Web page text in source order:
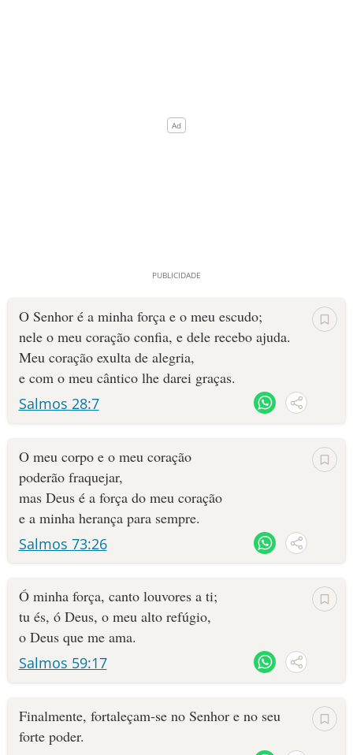
O Senhor é a minha força e o meu escudo;
nele o meu coração confia, e dele recebo ajuda.
Meu coração exulta de alegria,
e com o meu cântico lhe darei graças.
Salmos 28:7
O meu corpo e o meu coração
poderão fraquejar,
mas Deus é a força do meu coração
e a minha herança para sempre.
Salmos 73:26
Ó minha força, canto louvores a ti;
tu és, ó Deus, o meu alto refúgio,
o Deus que me ama.
Salmos 59:17
Finalmente, fortaleçam-se no Senhor e no seu
forte poder.